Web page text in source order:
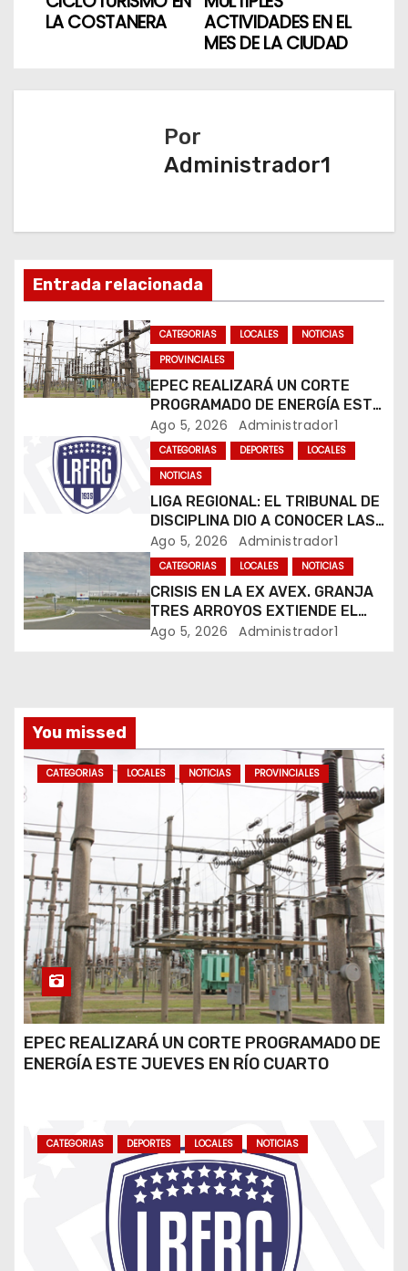
g
n
d
e
e
a
d
a
ACTIVIDADES EN EL
MES DE LA CIUDAD
LA COSTANERA
Por
Administrador1
Entrada relacionada
CATEGORIAS LOCALES
NOTICIAS
PROVINCIALES
EPEC REALIZARÁ UN CORTE
PROGRAMADO DE ENERGÍA ESTE
JUEVES EN RÍO CUARTO
Ago 5, 2026 Administrador1
CATEGORIAS DEPORTES
LOCALES
NOTICIAS
LIGA REGIONAL: EL TRIBUNAL DE
DISCIPLINA DIO A CONOCER LAS
SANCIONES DEL BOLETÍN
OFICIAL N.º 24
Ago 5, 2026 Administrador1
CATEGORIAS LOCALES NOTICIAS
CRISIS EN LA EX AVEX. GRANJA
TRES ARROYOS EXTIENDE EL
CIERRE DE LA PLANTA DE AVEX
Ago 5, 2026 Administrador1
You missed
CATEGORIAS LOCALES NOTICIAS PROVINCIALES
EPEC REALIZARÁ UN CORTE PROGRAMADO DE
ENERGÍA ESTE JUEVES EN RÍO CUARTO
CATEGORIAS DEPORTES LOCALES NOTICIAS